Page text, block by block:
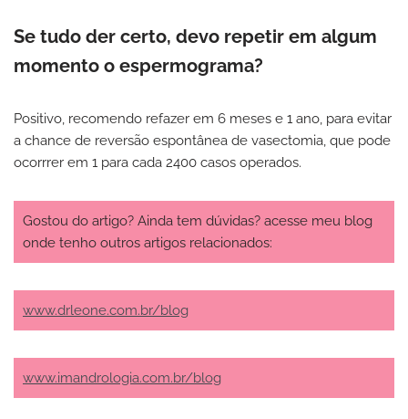
Se tudo der certo, devo repetir em algum
momento o espermograma?
Positivo, recomendo refazer em 6 meses e 1 ano, para evitar
a chance de reversão espontânea de vasectomia, que pode
ocorrrer em 1 para cada 2400 casos operados.
Gostou do artigo? Ainda tem dúvidas? acesse meu blog
onde tenho outros artigos relacionados:
www.drleone.com.br/blog
www.imandrologia.com.br/blog